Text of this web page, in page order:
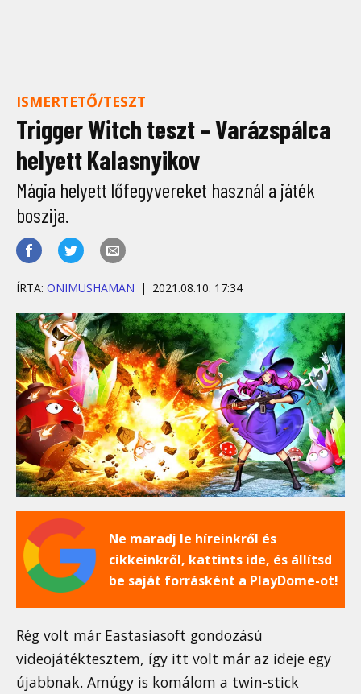
ISMERTETŐ/TESZT
Trigger Witch teszt – Varázspálca
helyett Kalasnyikov
Mágia helyett lőfegyvereket használ a játék
boszija.
ÍRTA: ONIMUSHAMAN 2021.08.10. 17:34
Ne maradj le híreinkről és
cikkeinkről, kattints ide, és állítsd
be saját forrásként a PlayDome-ot!
Rég volt már Eastasiasoft gondozású
videojátéktesztem, így itt volt már az ideje egy
újabbnak. Amúgy is komálom a twin-stick